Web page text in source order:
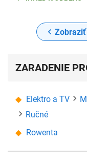
ZARADENIE
Elektro a TV
Ručné
Rowenta